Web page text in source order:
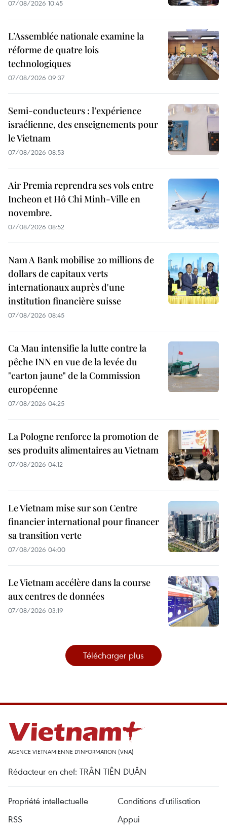
07/08/2026 10:45
L’Assemblée nationale examine la
réforme de quatre lois
technologiques
07/08/2026 09:37
Semi-conducteurs : l’expérience
israélienne, des enseignements pour
le Vietnam
07/08/2026 08:53
Air Premia reprendra ses vols entre
Incheon et Hô Chi Minh-Ville en
novembre.
07/08/2026 08:52
Nam A Bank mobilise 20 millions de
dollars de capitaux verts
internationaux auprès d'une
institution financière suisse
07/08/2026 08:45
Ca Mau intensifie la lutte contre la
pêche INN en vue de la levée du
"carton jaune" de la Commission
européenne
07/08/2026 04:25
La Pologne renforce la promotion de
ses produits alimentaires au Vietnam
07/08/2026 04:12
Le Vietnam mise sur son Centre
financier international pour financer
sa transition verte
07/08/2026 04:00
Le Vietnam accélère dans la course
aux centres de données
07/08/2026 03:19
Télécharger plus
AGENCE VIETNAMIENNE D'INFORMATION (VNA)
Rédacteur en chef: TRÂN TIÊN DUÂN
Propriété intellectuelle
Conditions d'utilisation
RSS
Appui